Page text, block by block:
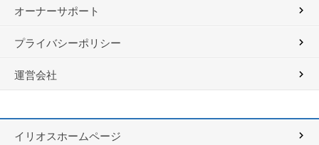
オーナーサポート
プライバシーポリシー
運営会社
イリオスホームページ